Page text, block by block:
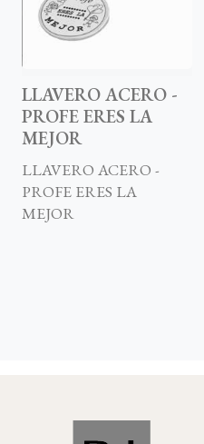
LLAVERO ACERO -
PROFE ERES LA
MEJOR
LLAVERO ACERO -
PROFE ERES LA
MEJOR